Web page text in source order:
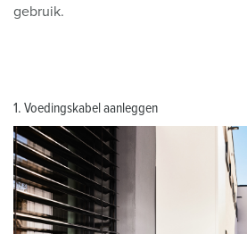
gebruik.
1. Voedingskabel aanleggen